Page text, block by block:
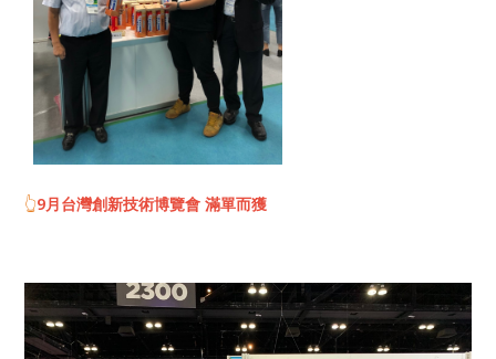
👆9月台灣創新技術博覽會 滿單而獲